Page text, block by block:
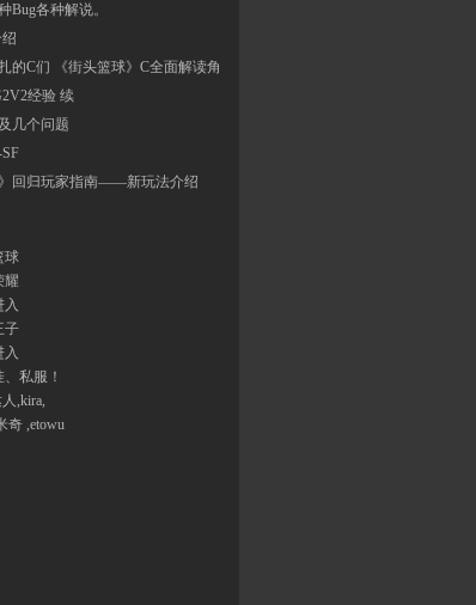
Bug各种解说。
的C们 《街头篮球》C全面解读角
经验 续
几个问题
》回归玩家指南——新玩法介绍
球
耀
入
子
入
私服！
,kira,
奇 ,etowu